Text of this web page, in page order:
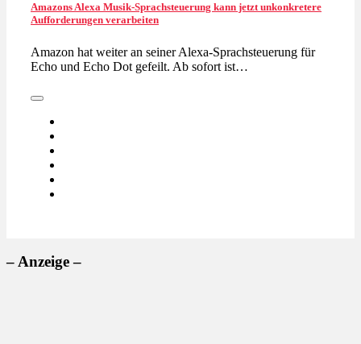
Amazons Alexa Musik-Sprachsteuerung kann jetzt unkonkretere
Aufforderungen verarbeiten
Amazon hat weiter an seiner Alexa-Sprachsteuerung für
Echo und Echo Dot gefeilt. Ab sofort ist…
– Anzeige –